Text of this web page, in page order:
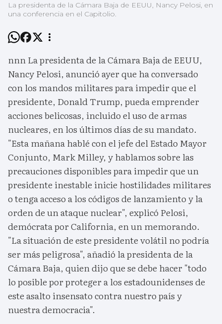
La presidenta de la Cámara Baja de EEUU, Nancy Pelosi, en
una conferencia en el Capitolio.
nnn La presidenta de la Cámara Baja de EEUU,
Nancy Pelosi, anunció ayer que ha conversado
con los mandos militares para impedir que el
presidente, Donald Trump, pueda emprender
acciones belicosas, incluido el uso de armas
nucleares, en los últimos días de su mandato.
"Esta mañana hablé con el jefe del Estado Mayor
Conjunto, Mark Milley, y hablamos sobre las
precauciones disponibles para impedir que un
presidente inestable inicie hostilidades militares
o tenga acceso a los códigos de lanzamiento y la
orden de un ataque nuclear", explicó Pelosi,
demócrata por California, en un memorando.
"La situación de este presidente volátil no podría
ser más peligrosa", añadió la presidenta de la
Cámara Baja, quien dijo que se debe hacer "todo
lo posible por proteger a los estadounidenses de
este asalto insensato contra nuestro país y
nuestra democracia".